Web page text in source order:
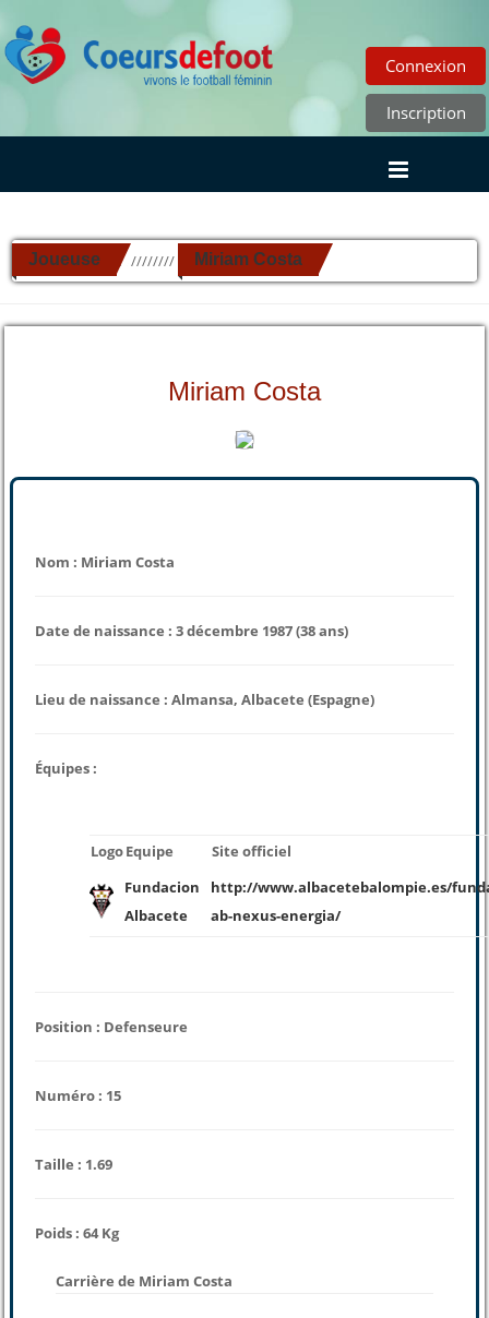
Connexion
Inscription
Joueuse ////////// Miriam Costa
Miriam Costa
Nom : Miriam Costa
Date de naissance : 3 décembre 1987 (38 ans)
Lieu de naissance : Almansa, Albacete (Espagne)
Équipes :
LogoEquipe
Site officiel
Fundacion
Albacete
http://www.albacetebalompie.es/
ab-nexus-energia/
Position : Defenseure
Numéro : 15
Taille : 1.69
Poids : 64 Kg
Carrière de Miriam Costa